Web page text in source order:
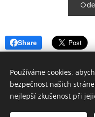
Share
Používáme cookies,
bezpečnost našich
nejlepší zkušenost při